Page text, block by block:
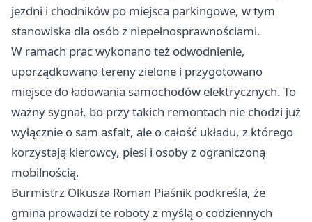
jezdni i chodników po miejsca parkingowe, w tym
stanowiska dla osób z niepełnosprawnościami.
W ramach prac wykonano też odwodnienie,
uporządkowano tereny zielone i przygotowano
miejsce do ładowania samochodów elektrycznych. To
ważny sygnał, bo przy takich remontach nie chodzi już
wyłącznie o sam asfalt, ale o całość układu, z którego
korzystają kierowcy, piesi i osoby z ograniczoną
mobilnością.
Burmistrz Olkusza Roman Piaśnik podkreśla, że
gmina prowadzi te roboty z myślą o codziennych